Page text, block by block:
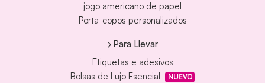
jogo americano de papel
Porta-copos personalizados
Para Llevar
Etiquetas e adesivos
Bolsas de Lujo Esencial
NUEVO